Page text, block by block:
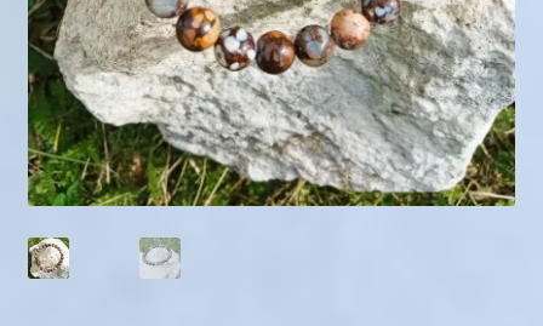
Qui suis-je ?
Avis clients
Mon compte
Panier